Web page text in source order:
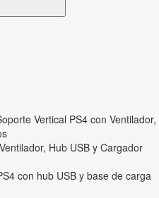
Vertical PS4 con Ventilador,